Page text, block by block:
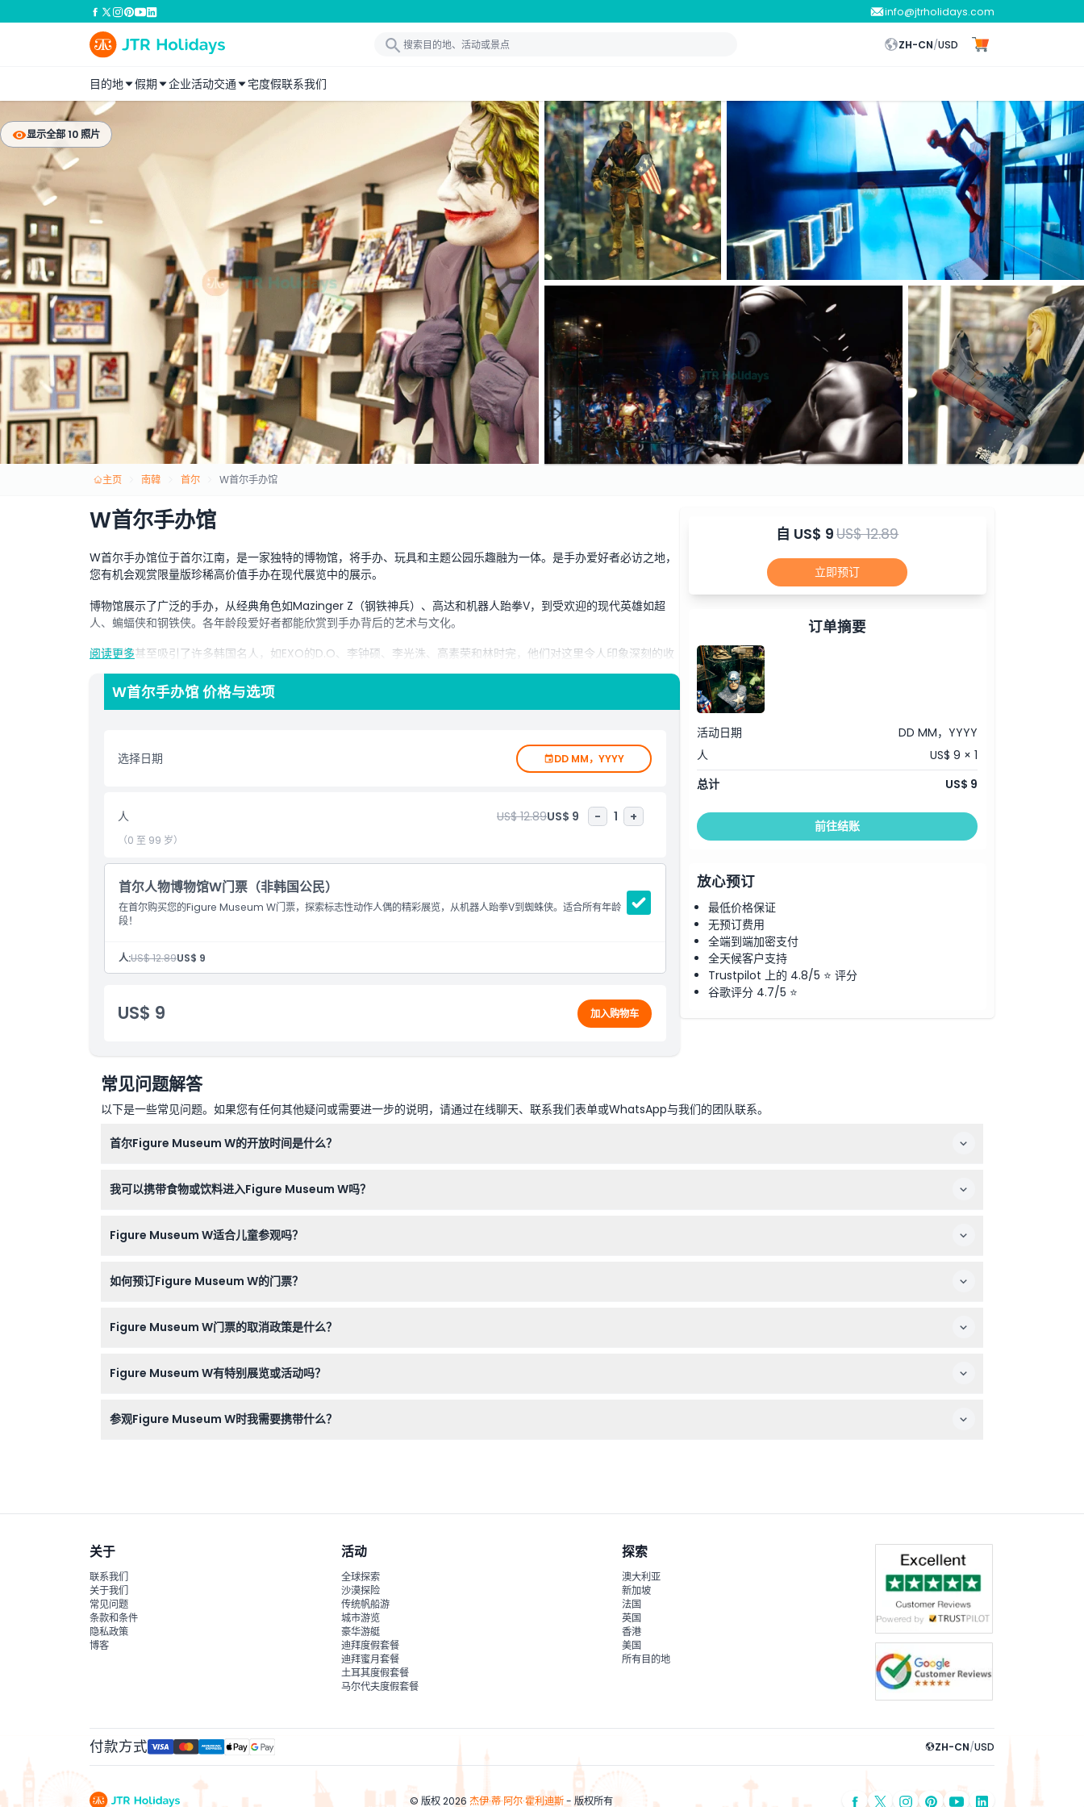
info@jtrholidays.com
ZH-CN/USD
目的地 假期 企业活动交通 宅度假联系我们
显示全部 10 照片
主页 南韓 首尔 W首尔手办馆
W首尔手办馆
W首尔手办馆位于首尔江南，是一家独特的博物馆，将手办、玩具和主题公园乐趣融为一体。是手办爱好者必访之地，
您有机会观赏限量版珍稀高价值手办在现代展览中的展示。
博物馆展示了广泛的手办，从经典角色如Mazinger Z（钢铁神兵）、高达和机器人跆拳Ⅴ，到受欢迎的现代英雄如超
人、蝙蝠侠和钢铁侠。各年龄段爱好者都能欣赏到手办背后的艺术与文化。
该博物馆甚至吸引了许多韩国名人，如EXO的D.O、李钟硕、李光洙、高素荣和林时完，他们对这里令人印象深刻的收
藏表现出极大兴趣。
如果您难以割舍这些手办，别担心！博物馆的手办专家可以帮助您挑选和购买喜爱的手办，开始或扩展您的收藏。无论
包含项
儿童成人政策
排除项
营业时间
需要了解的事项
如何到达那里
如何兑换
取消政策
阅读更多
W首尔手办馆 价格与选项
选择日期 DD MM，YYYY
人 US$ 12.89US$ 9 - 1 +
（0 至 99 岁）
首尔人物博物馆W门票（非韩国公民）
在首尔购买您的Figure Museum W门票，探索标志性动作人偶的精彩展览，从机器人跆拳V到蜘蛛侠。适合所有年龄
段！
人:US$ 12.89US$ 9
US$ 9 加入购物车
自 US$ 9US$ 12.89
立即预订
订单摘要
活动日期
DD MM，YYYY
人
US$ 9 × 1
总计
US$ 9
前往结账
放心预订
最低价格保证
无预订费用
全端到端加密支付
全天候客户支持
Trustpilot 上的 4.8/5 ⭐ 评分
谷歌评分 4.7/5 ⭐
常见问题解答
以下是一些常见问题。如果您有任何其他疑问或需要进一步的说明，请通过在线聊天、联系我们表单或WhatsApp与我们的团队联系。
首尔Figure Museum W的开放时间是什么？
我可以携带食物或饮料进入Figure Museum W吗？
Figure Museum W适合儿童参观吗？
如何预订Figure Museum W的门票？
Figure Museum W门票的取消政策是什么？
Figure Museum W有特别展览或活动吗？
参观Figure Museum W时我需要携带什么？
关于
联系我们
关于我们
常见问题
条款和条件
隐私政策
博客
活动
全球探索
沙漠探险
传统帆船游
城市游览
豪华游艇
迪拜度假套餐
迪拜蜜月套餐
土耳其度假套餐
马尔代夫度假套餐
探索
澳大利亚
新加坡
法国
英国
香港
美国
所有目的地
付款方式 ZH-CN/USD
© 版权 2026 杰伊·蒂·阿尔·霍利迪斯- 版权所有